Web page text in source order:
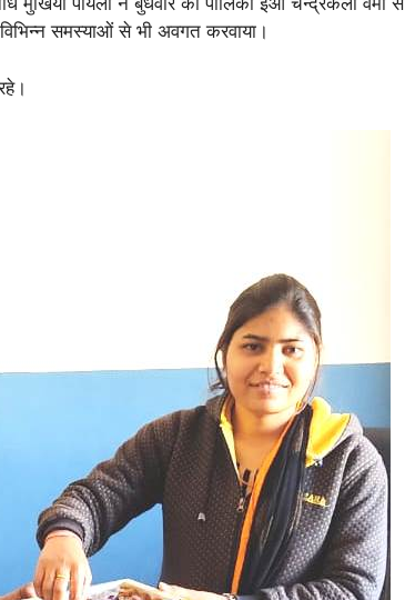
विभिन्न समस्याओं से भी अवगत करवाया।